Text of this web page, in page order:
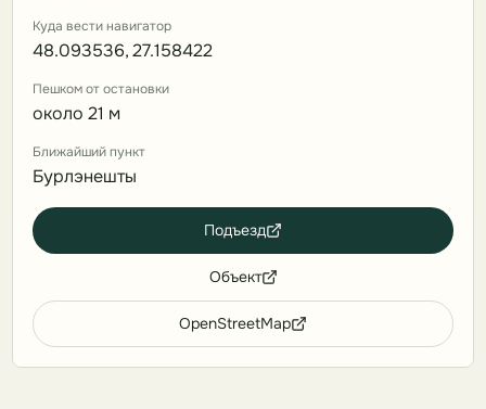
Куда вести навигатор
48.093536, 27.158422
Пешком от остановки
около 21 м
Ближайший пункт
Бурлэнешты
Подъезд
Объект
OpenStreetMap